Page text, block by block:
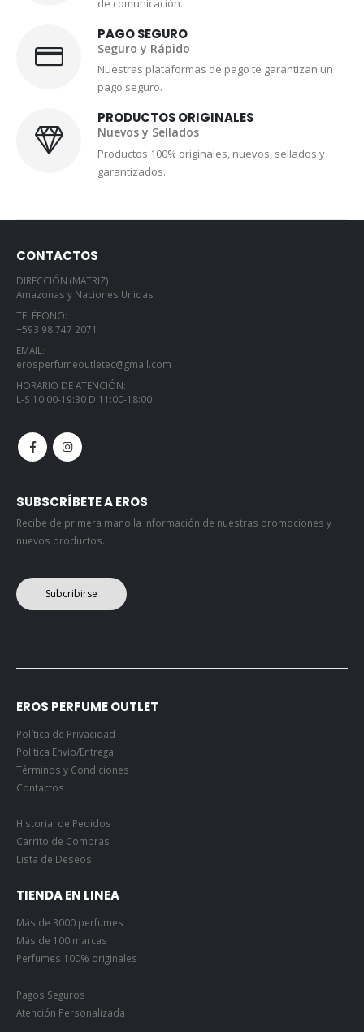
de comunicación.
PAGO SEGURO
Seguro y Rápido
Nuestras plataformas de pago te garantizan un
pago seguro.
PRODUCTOS ORIGINALES
Nuevos y Sellados
Productos 100% originales, nuevos, sellados y
garantizados.
CONTACTOS
DIRECCIÓN (MATRIZ):
Amazonas y Naciones Unidas
TELÉFONO:
+593 98 747 2071
EMAIL:
erosperfumeoutletec@gmail.com
HORARIO DE ATENCIÓN:
L-S 10:00-19:30 D 11:00-18:00
SUBSCRÍBETE A EROS
Recibe de primera mano la información de nuestras promociones y
nuevos productos.
Subcribirse
EROS PERFUME OUTLET
Política de Privacidad
Política Envío/Entrega
Términos y Condiciones
Contactos
Historial de Pedidos
Carrito de Compras
Lista de Deseos
TIENDA EN LINEA
Más de 3000 perfumes
Más de 100 marcas
Perfumes 100% originales
Pagos Seguros
Atención Personalizada